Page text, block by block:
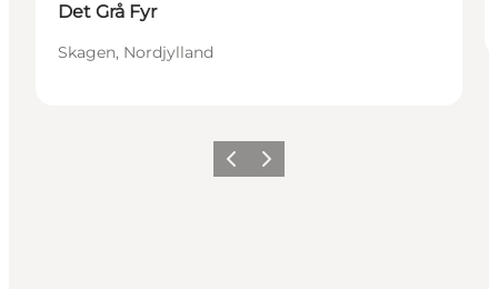
Det Grå Fyr
Skagen, Nordjylland
ForrigeNæste